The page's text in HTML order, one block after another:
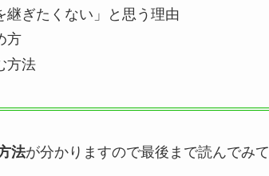
継ぎたくない」と思う理由
方
方法
法が分かりますので最後まで読んでみて